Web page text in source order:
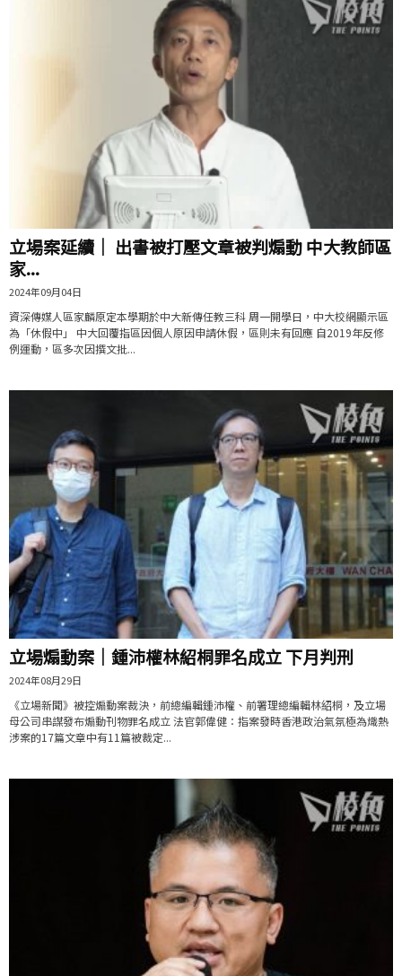
立場案延續｜ 出書被打壓文章被判煽動 中大教師區
家...
2024年09月04日
資深傳媒人區家麟原定本學期於中大新傳任教三科 周一開學日，中大校網顯示區
為「休假中」 中大回覆指區因個人原因申請休假，區則未有回應 自2019年反修
例運動，區多次因撰文批...
立場煽動案｜鍾沛權林紹桐罪名成立 下月判刑
2024年08月29日
《立場新聞》被控煽動案裁決，前總編輯鍾沛權、前署理總編輯林紹桐，及立場
母公司串謀發布煽動刊物罪名成立 法官郭偉健：指案發時香港政治氣氛極為熾熱
涉案的17篇文章中有11篇被裁定...